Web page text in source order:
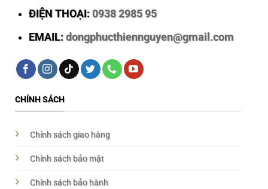
ĐIỆN THOẠI: 0938 2985 95
EMAIL: dongphucthiennguyen@gmail.com
CHÍNH SÁCH
Chính sách giao hàng
Chính sách bảo mật
Chính sách bảo hành